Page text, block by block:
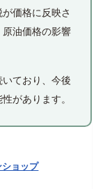
価格に反映さ
油価格の影響
ており、今後
があります。
ョップ